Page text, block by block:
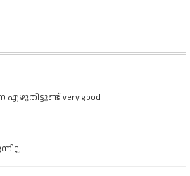
എഴുതിട്ടുണ്ട് very good